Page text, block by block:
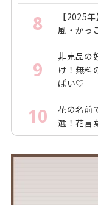
8
【2025
風・かっ
9
非売品の
け！無料
ぱい♡
10
花の名前
選！花言